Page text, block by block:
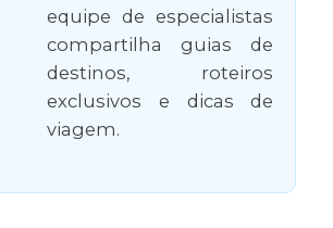
equipe de especialistas
compartilha guias de
destinos, roteiros
exclusivos e dicas de
viagem.